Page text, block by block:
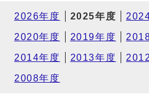
2026年度 2025年度
2020年度 2019年度
2014年度 2013年度
2008年度